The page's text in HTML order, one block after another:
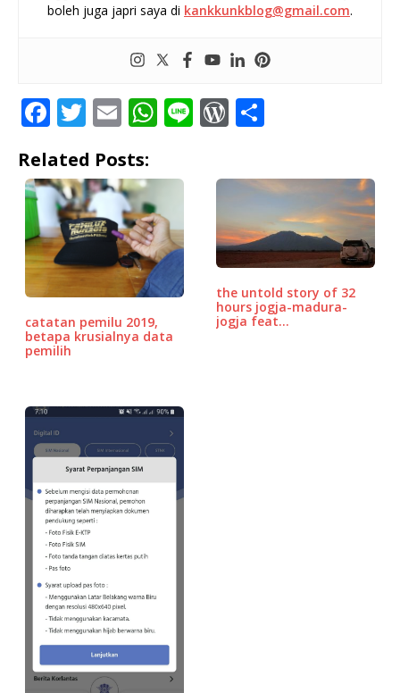
boleh juga japri saya di kankkunkblog@gmail.com.
F
c
e
b
o
o
k
T
it
te
r
E
ai
l
W
at
A
p
p
Li W
r
P
r
e
ss
ar
e
Related Posts:
catatan pemilu 2019,
betapa krusialnya data
pemilih
the untold story of 32
hours jogja-madura-
jogja feat…